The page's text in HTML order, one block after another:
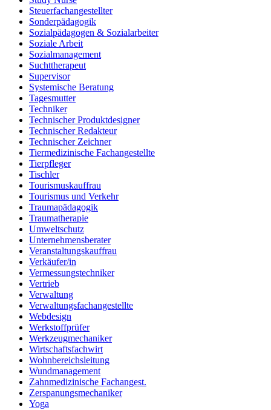
Steuerfachangestellter
Sonderpädagogik
Sozialpädagogen & Sozialarbeiter
Soziale Arbeit
Sozialmanagement
Suchttherapeut
Supervisor
Systemische Beratung
Tagesmutter
Techniker
Technischer Produktdesigner
Technischer Redakteur
Technischer Zeichner
Tiermedizinische Fachangestellte
Tierpfleger
Tischler
Tourismuskauffrau
Tourismus und Verkehr
Traumapädagogik
Traumatherapie
Umweltschutz
Unternehmensberater
Veranstaltungskauffrau
Verkäufer/in
Vermessungstechniker
Vertrieb
Verwaltung
Verwaltungsfachangestellte
Webdesign
Werkstoffprüfer
Werkzeugmechaniker
Wirtschaftsfachwirt
Wohnbereichsleitung
Wundmanagement
Zahnmedizinische Fachangest.
Zerspanungsmechaniker
Yoga